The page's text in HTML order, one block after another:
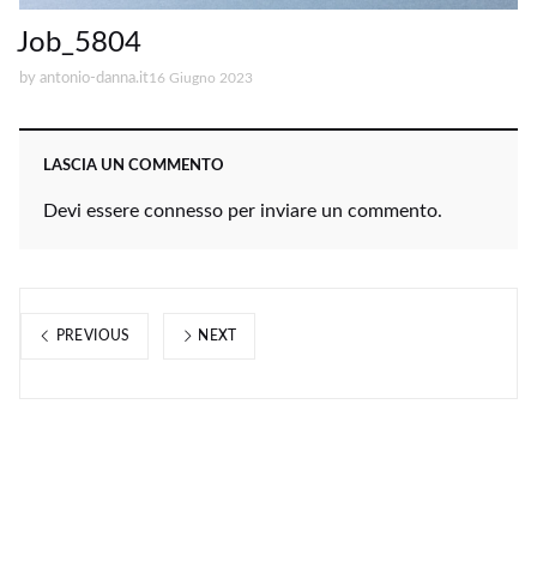
Job_5804
by antonio-danna.it16 Giugno 2023
LASCIA UN COMMENTO
Devi essere connesso per inviare un commento.
PREVIOUS NEXT